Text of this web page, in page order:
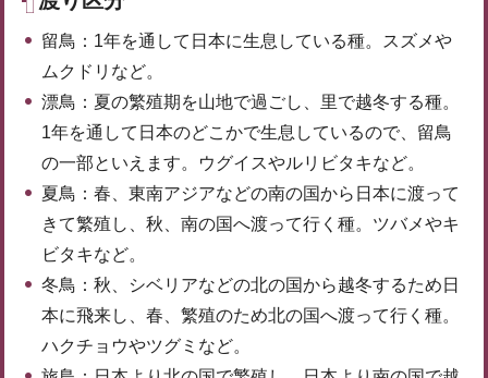
留鳥：1年を通して日本に生息している種。スズメや
ムクドリなど。
漂鳥：夏の繁殖期を山地で過ごし、里で越冬する種。
1年を通して日本のどこかで生息しているので、留鳥
の一部といえます。ウグイスやルリビタキなど。
夏鳥：春、東南アジアなどの南の国から日本に渡って
きて繁殖し、秋、南の国へ渡って行く種。ツバメやキ
ビタキなど。
冬鳥：秋、シベリアなどの北の国から越冬するため日
本に飛来し、春、繁殖のため北の国へ渡って行く種。
ハクチョウやツグミなど。